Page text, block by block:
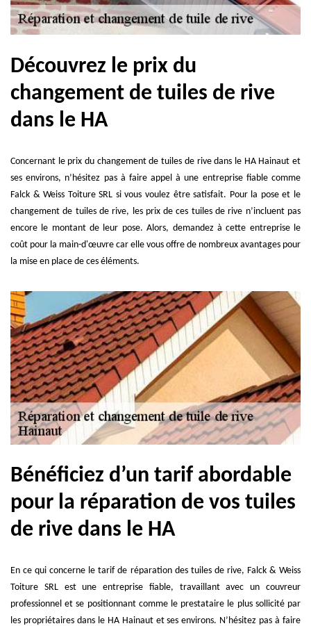
Découvrez le prix du
changement de tuiles de rive
dans le HA
Concernant le prix du changement de tuiles de rive dans le HA Hainaut et
ses environs, n’hésitez pas à faire appel à une entreprise fiable comme
Falck & Weiss Toiture SRL si vous voulez être satisfait. Pour la pose et le
changement de tuiles de rive, les prix de ces tuiles de rive n’incluent pas
encore le montant de leur pose. Alors, demandez à cette entreprise le
coût pour la main-d'œuvre car elle vous offre de nombreux avantages pour
la mise en place de ces éléments.
Bénéficiez d’un tarif abordable
pour la réparation de vos tuiles
de rive dans le HA
En ce qui concerne le tarif de réparation des tuiles de rive, Falck & Weiss
Toiture SRL est une entreprise fiable, travaillant avec un couvreur
professionnel et se positionnant comme le prestataire le plus sollicité par
les propriétaires dans le HA Hainaut et ses environs. N’hésitez pas à faire